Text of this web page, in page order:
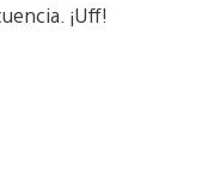
¡Uff!